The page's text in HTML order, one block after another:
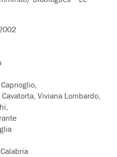
Viviana Lombardo,